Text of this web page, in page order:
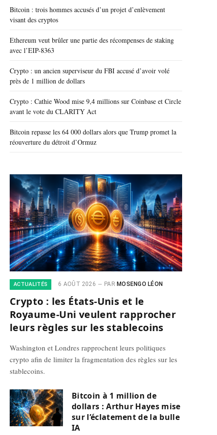
Bitcoin : trois hommes accusés d’un projet d’enlèvement
visant des cryptos
Ethereum veut brûler une partie des récompenses de staking
avec l’EIP-8363
Crypto : un ancien superviseur du FBI accusé d’avoir volé
près de 1 million de dollars
Crypto : Cathie Wood mise 9,4 millions sur Coinbase et Circle
avant le vote du CLARITY Act
Bitcoin repasse les 64 000 dollars alors que Trump promet la
réouverture du détroit d’Ormuz
ACTUALITÉS 6 AOÛT 2026 PAR MOSENGO LÉON
Crypto : les États-Unis et le
Royaume-Uni veulent rapprocher
leurs règles sur les stablecoins
Washington et Londres rapprochent leurs politiques
crypto afin de limiter la fragmentation des règles sur les
stablecoins.
Bitcoin à 1 million de
dollars : Arthur Hayes mise
sur l’éclatement de la bulle
IA